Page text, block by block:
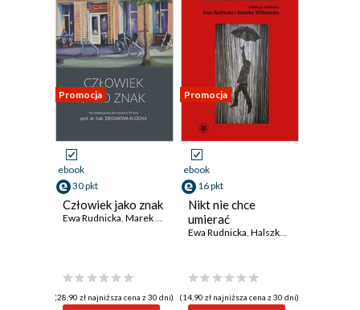
Promocja
ebook
30 pkt
Człowiek jako znak
Ewa Rudnicka, Marek Kaźmierczak ,Hanna Paulouskaya
(28,90 zł najniższa cena z 30 dni)
Promocja
ebook
16 pkt
Nikt nie chce
umierać
Ewa Rudnicka, Halszka Witkowska
(14,90 zł najniższa cena z 30 dni)